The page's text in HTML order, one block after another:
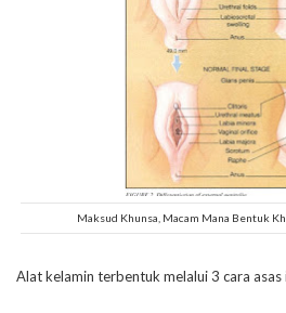
Maksud Khunsa, Macam Mana Bentuk
Alat kelamin terbentuk melalui 3 cara asas